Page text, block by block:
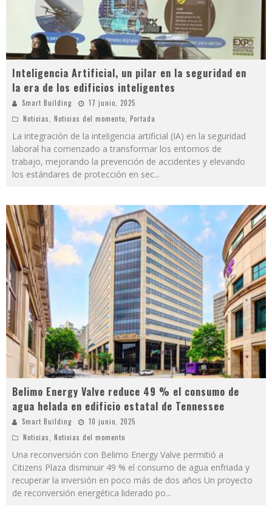
Inteligencia Artificial, un pilar en la seguridad en
la era de los edificios inteligentes
Smart Building
17 junio, 2025
Noticias
Noticias del momento Portada
La integración de la inteligencia artificial (IA) en la seguridad
laboral ha comenzado a transformar los entornos de
trabajo, mejorando la prevención de accidentes y elevando
los estándares de protección en sec...
Belimo Energy Valve reduce 49 % el consumo de
agua helada en edificio estatal de Tennessee
Smart Building
10 junio, 2025
Noticias, Noticias del momento
Una reconversión con Belimo Energy Valve permitió a
Citizens Plaza disminuir 49 % el consumo de agua enfriada y
recuperar la inversión en poco más de dos años Un proyecto
de reconversión energética liderado po...